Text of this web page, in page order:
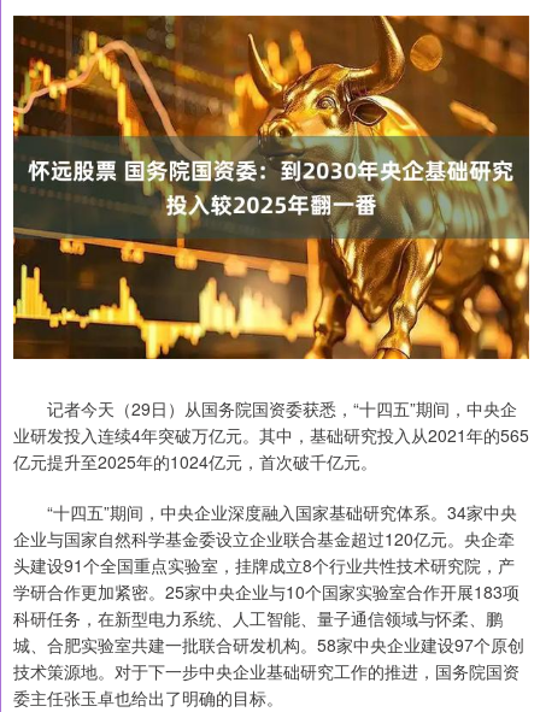
记者今天（29日）从国务院国资委获悉，“十四五”期间，中央企
业研发投入连续4年突破万亿元。其中，基础研究投入从2021年的565
亿元提升至2025年的1024亿元，首次破千亿元。
“十四五”期间，中央企业深度融入国家基础研究体系。34家中央
企业与国家自然科学基金委设立企业联合基金超过120亿元。央企牵
头建设91个全国重点实验室，挂牌成立8个行业共性技术研究院，产
学研合作更加紧密。25家中央企业与10个国家实验室合作开展183项
科研任务，在新型电力系统、人工智能、量子通信领域与怀柔、鹏
城、合肥实验室共建一批联合研发机构。58家中央企业建设97个原创
技术策源地。对于下一步中央企业基础研究工作的推进，国务院国资
委主任张玉卓也给出了明确的目标。